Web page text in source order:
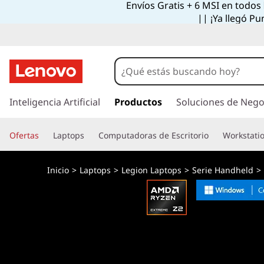
Envíos Gratis + 6 MSI en
|| ¡Ya llegó
r
c
o
Inteligencia Artificial Productos Soluciones de
Ofertas Laptops Computadoras de Escritorio
Inicio > Laptops > Legion Laptops > Serie Handheld >